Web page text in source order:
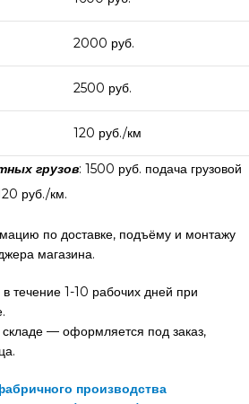
2000 руб.
2500 руб.
120 руб./км
грузов: 1500 руб. подача грузовой
руб./км.
по доставке, подъёму и монтажу
магазина.
течение 1-10 рабочих дней при
складе — оформляется под заказ,
производства